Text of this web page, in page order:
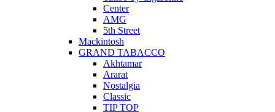
Center
AMG
5th Street
Mackintosh
GRAND TABACCO
Akhtamar
Ararat
Nostalgia
Classic
TIP TOP